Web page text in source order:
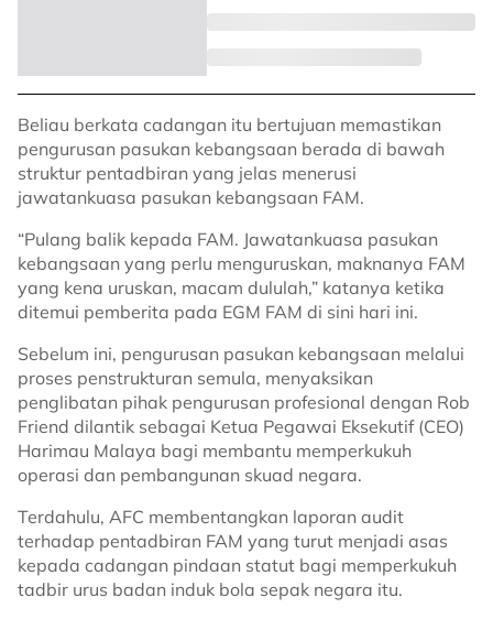
Beliau berkata cadangan itu bertujuan memastikan
pengurusan pasukan kebangsaan berada di bawah
struktur pentadbiran yang jelas menerusi
jawatankuasa pasukan kebangsaan FAM.
“Pulang balik kepada FAM. Jawatankuasa pasukan
kebangsaan yang perlu menguruskan, maknanya FAM
yang kena uruskan, macam dululah,” katanya ketika
ditemui pemberita pada EGM FAM di sini hari ini.
Sebelum ini, pengurusan pasukan kebangsaan melalui
proses penstrukturan semula, menyaksikan
penglibatan pihak pengurusan profesional dengan Rob
Friend dilantik sebagai Ketua Pegawai Eksekutif (CEO)
Harimau Malaya bagi membantu memperkukuh
operasi dan pembangunan skuad negara.
Terdahulu, AFC membentangkan laporan audit
terhadap pentadbiran FAM yang turut menjadi asas
kepada cadangan pindaan statut bagi memperkukuh
tadbir urus badan induk bola sepak negara itu.